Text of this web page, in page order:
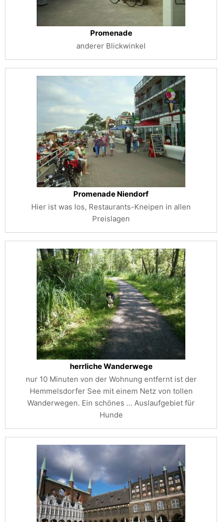
Promenade
anderer Blickwinkel
Promenade Niendorf
Hier ist was los, Restaurants-Kneipen in allen
Preislagen
herrliche Wanderwege
nur 10 Minuten von der Wohnung entfernt ist der
Hemmelsdorfer See mit einem Netz von tollen
Wanderwegen. Ein schönes … Auslaufgebiet für
Hunde